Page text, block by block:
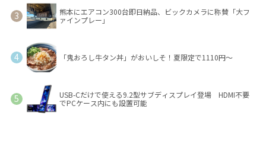
熊本にエアコン300台即日納品、ビックカメラに称賛「大フ
ァインプレー」
「鬼おろし牛タン丼」がおいしそ！夏限定で1110円～
USB-Cだけで使える9.2型サブディスプレイ登場 HDMI不要
でPCケース内にも設置可能